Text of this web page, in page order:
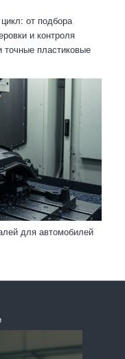
от подбора
и контроля
точные пластиковые
для автомобилей